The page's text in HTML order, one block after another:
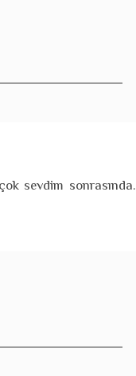
sevdim sonrasında.